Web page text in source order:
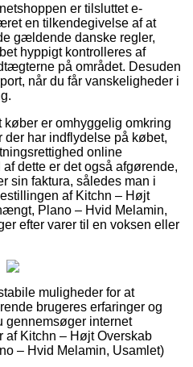
er tilsluttet e-
en tilkendegivelse af at
gældende danske regler,
hyppigt kontrolleres af
på området. Desuden
når du får vanskeligheder i
er omhyggelig omkring
har indflydelse på købet,
online
dette er det også afgørende,
sin faktura, således man i
af Kitchn – Højt
Plano – Hvid Melamin,
efter varer til en voksen eller
muligheder for at
brugeres erfaringer og
gennemsøger internet
af Kitchn – Højt Overskab
– Hvid Melamin, Usamlet)